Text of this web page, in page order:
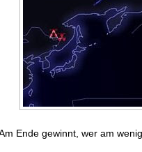
Ende gewinnt, wer am